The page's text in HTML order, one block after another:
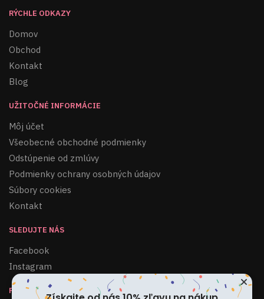
RÝCHLE ODKAZY
Domov
Obchod
Kontakt
Blog
UŽITOČNÉ INFORMÁCIE
Môj účet
Všeobecné obchodné podmienky
Odstúpenie od zmlúvy
Podmienky ochrany osobných údajov
Súbory cookies
Kontakt
SLEDUJTE NÁS
Facebook
Instagram
PRIHLÁSIŤ SA KU ODBERU